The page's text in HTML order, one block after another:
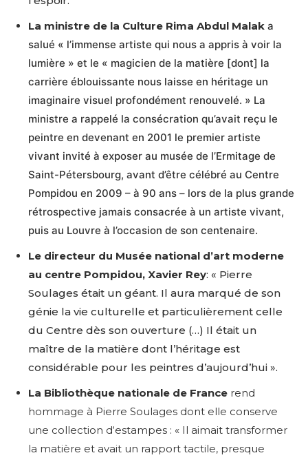
La ministre de la Culture Rima Abdul Malak a
salué « l’immense artiste qui nous a appris à voir la
lumière » et le « magicien de la matière [dont] la
carrière éblouissante nous laisse en héritage un
imaginaire visuel profondément renouvelé. » La
ministre a rappelé la consécration qu’avait reçu le
peintre en devenant en 2001 le premier artiste
vivant invité à exposer au musée de l’Ermitage de
Saint-Pétersbourg, avant d’être célébré au Centre
Pompidou en 2009 – à 90 ans – lors de la plus grande
rétrospective jamais consacrée à un artiste vivant,
puis au Louvre à l’occasion de son centenaire.
Le directeur du Musée national d’art moderne
au centre Pompidou, Xavier Rey: « Pierre
Soulages était un géant. Il aura marqué de son
génie la vie culturelle et particulièrement celle
du Centre dès son ouverture (…) Il était un
maître de la matière dont l’héritage est
considérable pour les peintres d’aujourd’hui ».
La Bibliothèque nationale de France rend
hommage à Pierre Soulages dont elle conserve
une collection d‘estampes : « Il aimait transformer
la matière et avait un rapport tactile, presque